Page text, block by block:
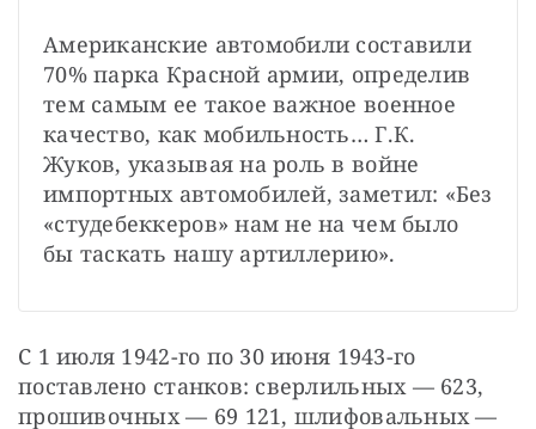
Американские автомобили составили
70% парка Красной армии, определив
тем самым ее такое важное военное
качество, как мобильность… Г.К.
Жуков, указывая на роль в войне
импортных автомобилей, заметил: «Без
«студебеккеров» нам не на чем было
бы таскать нашу артиллерию».
С 1 июля 1942-го по 30 июня 1943-го
поставлено станков: сверлильных — 623,
прошивочных — 69 121, шлифовальных —